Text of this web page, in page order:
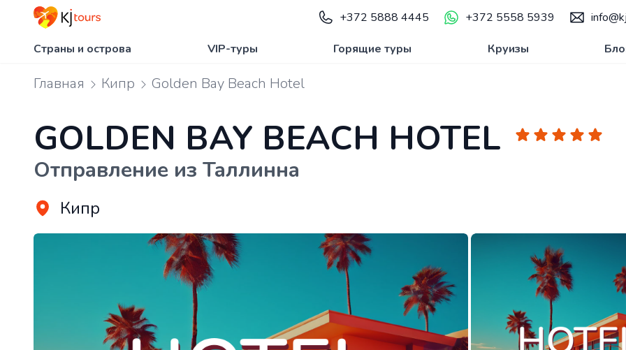
+372 5888 4445 +372 5558 5939
Страны и острова VIP-туры Горящие туры Круизы
Главная Кипр Golden Bay Beach Hotel
GOLDEN BAY BEACH HOTEL
Отправление из Таллинна
Кипр